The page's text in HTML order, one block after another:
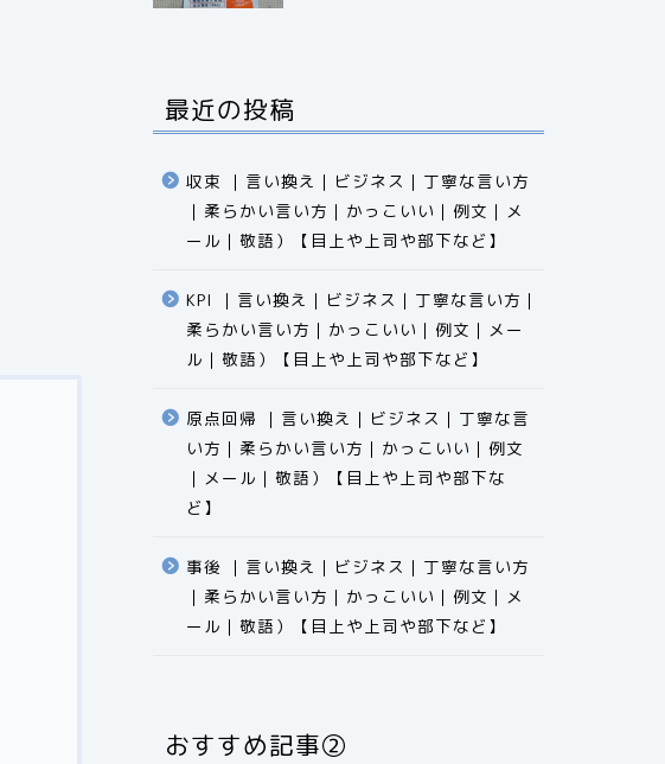
最近の投稿
収束 ｜言い換え｜ビジネス｜丁寧な言い方
｜柔らかい言い方｜かっこいい｜例文｜メ
ール｜敬語）【目上や上司や部下など】​​​​​​​​​​​​​​​​
KPI ｜言い換え｜ビジネス｜丁寧な言い方｜
柔らかい言い方｜かっこいい｜例文｜メー
ル｜敬語）【目上や上司や部下など】​​​​​​​​​​​​​​​​
原点回帰 ｜言い換え｜ビジネス｜丁寧な言
い方｜柔らかい言い方｜かっこいい｜例文
｜メール｜敬語）【目上や上司や部下な
ど】​​​​​​​​​​​​​​​​
事後 ｜言い換え｜ビジネス｜丁寧な言い方
｜柔らかい言い方｜かっこいい｜例文｜メ
ール｜敬語）【目上や上司や部下など】​​​​​​​​​​​​​​​​
おすすめ記事②